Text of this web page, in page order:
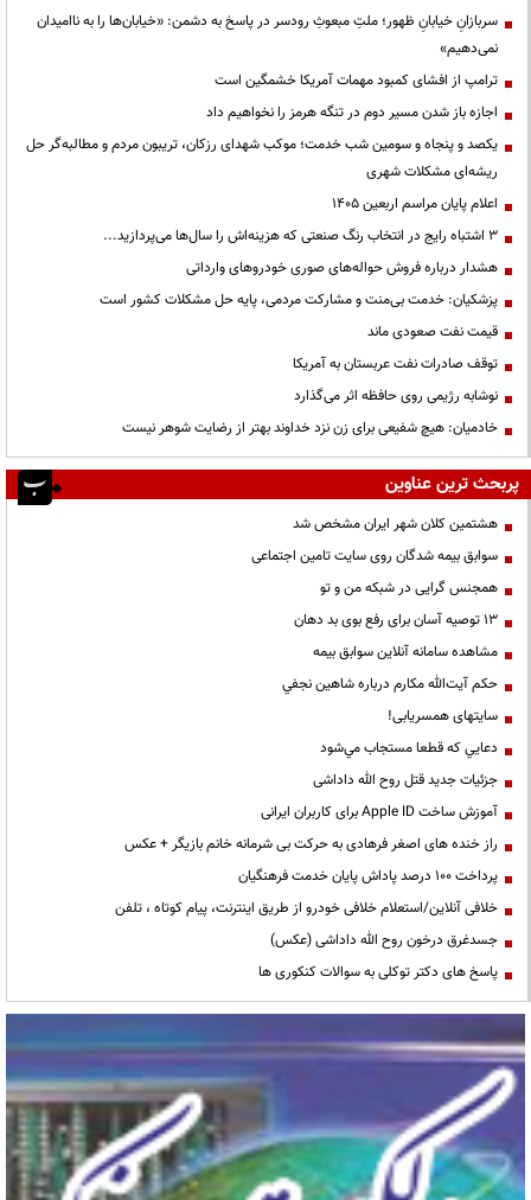
سربازانِ خیابانِ ظهور؛ ملتِ مبعوثِ رودسر در پاسخ به دشمن: «خیابان‌ها را به ناامیدان
نمی‌دهیم»
ترامپ از افشای کمبود مهمات آمریکا خشمگین است
اجازه باز شدن مسیر دوم در تنگه هرمز را نخواهیم داد
یکصد و پنجاه و سومین شب خدمت؛ موکب شهدای رزکان، تریبون مردم و مطالبه‌گر حل
ریشه‌ای مشکلات شهری
اعلام پایان مراسم اربعین ۱۴۰۵
3 اشتباه رایج در انتخاب رنگ صنعتی که هزینه‌اش را سال‌ها می‌پردازید...
هشدار درباره فروش حواله‌های صوری خودروهای وارداتی
پزشکیان: خدمت بی‌منت و مشارکت مردمی، پایه حل مشکلات کشور است
قیمت نفت صعودی ماند
توقف صادرات نفت عربستان به آمریکا
نوشابه رژیمی روی حافظه اثر می‌گذارد
خادمیان: هیچ شفیعی برای زن نزد خداوند بهتر از رضایت شوهر نیست
پربحث ترین عناوین
هشتمین کلان شهر ایران مشخص شد
سوابق بیمه شدگان روی سایت تامین اجتماعی
همجنس گرایی در شبکه من و تو
13 توصیه آسان برای رفع بوی بد دهان
مشاهده سامانه آنلاين سوابق بیمه
حكم آيت‌الله مكارم درباره شاهين نجفي
سایتهای همسریابی!
دعايي كه قطعا مستجاب مي‌شود
جزئیات جدید قتل روح الله داداشی
آموزش ساخت Apple ID برای کاربران ایرانی
راز خنده های اصغر فرهادی به حرکت بی شرمانه خانم بازیگر + عکس
پرداخت ۱۰۰ درصد پاداش پایان خدمت فرهنگیان
خلافی آنلاین/استعلام خلافی خودرو از طریق اینترنت، پیام کوتاه ، تلفن
جسدغرق درخون روح الله داداشی (عکس)
پاسخ های دکتر توکلی به سوالات کنکوری ها